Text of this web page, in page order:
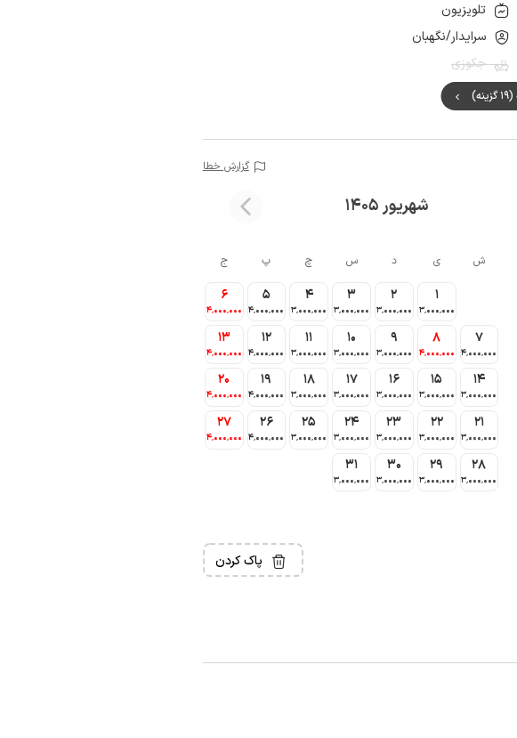
تلویزیون
سرایدار/نگهبان
جکوزی
گزارش خطا
شهریور 1405
ش ی د س چ پ ج
1
3٬000٬000
2
3٬000٬000
3
3٬000٬000
4
3٬000٬000
5
4٬000٬000
6
4٬000٬000
7
4٬000٬000
8
4٬000٬000
9
3٬000٬000
10
3٬000٬000
11
3٬000٬000
12
4٬000٬000
13
4٬000٬000
14
3٬000٬000
15
3٬000٬000
16
3٬000٬000
17
3٬000٬000
18
3٬000٬000
19
4٬000٬000
20
4٬000٬000
21
3٬000٬000
22
3٬000٬000
23
3٬000٬000
24
3٬000٬000
25
3٬000٬000
26
4٬000٬000
27
4٬000٬000
28
3٬000٬000
29
3٬000٬000
30
3٬000٬000
31
3٬000٬000
پاک کردن